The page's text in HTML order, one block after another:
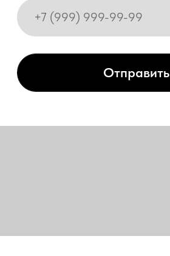
Выкупим мототехнику
на 10% дороже